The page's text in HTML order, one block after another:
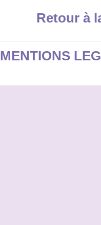
Retour à
MENTIONS